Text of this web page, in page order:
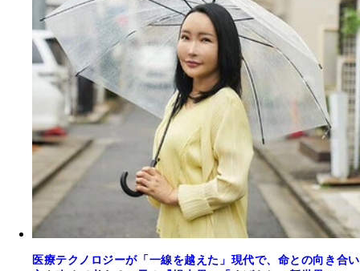
医療テクノロジーが「一線を越えた」現代で、命との向き合い